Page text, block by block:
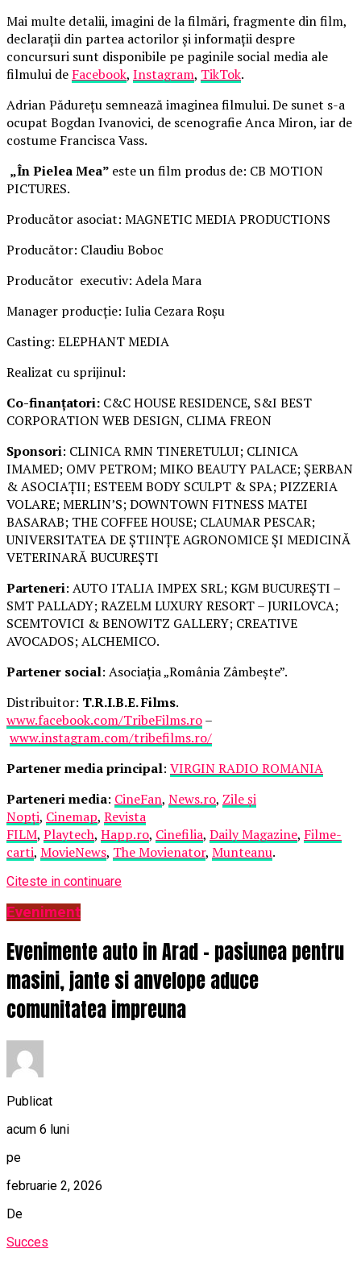
Mai multe detalii, imagini de la filmări, fragmente din film,
declarații din partea actorilor și informații despre
concursuri sunt disponibile pe paginile social media ale
filmului de Facebook, Instagram, TikTok.
Adrian Pădurețu semnează imaginea filmului. De sunet s-a
ocupat Bogdan Ivanovici, de scenografie Anca Miron, iar de
costume Francisca Vass.
„În Pielea Mea” este un film produs de: CB MOTION
PICTURES.
Producător asociat: MAGNETIC MEDIA PRODUCTIONS
Producător: Claudiu Boboc
Producător executiv: Adela Mara
Manager producție: Iulia Cezara Roșu
Casting: ELEPHANT MEDIA
Realizat cu sprijinul:
Co-finanțatori: C&C HOUSE RESIDENCE, S&I BEST
CORPORATION WEB DESIGN, CLIMA FREON
Sponsori: CLINICA RMN TINERETULUI; CLINICA
IMAMED; OMV PETROM; MIKO BEAUTY PALACE; ȘERBAN
& ASOCIAȚII; ESTEEM BODY SCULPT & SPA; PIZZERIA
VOLARE; MERLIN’S; DOWNTOWN FITNESS MATEI
BASARAB; THE COFFEE HOUSE; CLAUMAR PESCAR;
UNIVERSITATEA DE ȘTIINȚE AGRONOMICE ȘI MEDICINĂ
VETERINARĂ BUCUREȘTI
Parteneri: AUTO ITALIA IMPEX SRL; KGM BUCUREȘTI –
SMT PALLADY; RAZELM LUXURY RESORT – JURILOVCA;
SCEMTOVICI & BENOWITZ GALLERY; CREATIVE
AVOCADOS; ALCHEMICO.
Partener social: Asociația „România Zâmbește”.
Distribuitor: T.R.I.B.E. Films.
www.facebook.com/TribeFilms.ro–
www.instagram.com/tribefilms.ro/
Partener media principal: VIRGIN RADIO ROMANIA
Parteneri media: CineFan, News.ro, Zile și
Nopți, Cinemap, Revista
FILM, Playtech, Happ.ro, Cinefilia, Daily Magazine, Filme-
carti, MovieNews, The Movienator, Munteanu.
Citeste in continuare
Eveniment
Evenimente auto in Arad – pasiunea pentru
masini, jante si anvelope aduce
comunitatea impreuna
Publicat
acum 6 luni
pe
februarie 2, 2026
De
Succes